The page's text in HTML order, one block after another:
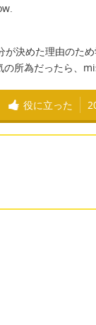
決めた理由のた
所為だったら、
役に立った